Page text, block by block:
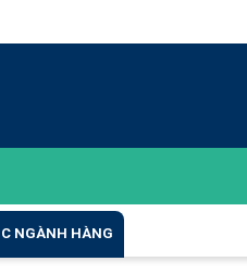
NGÀNH HÀNG